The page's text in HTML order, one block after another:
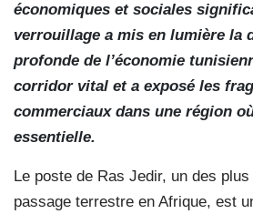
économiques et sociales
verrouillage a mis en lumière la
profonde de l’économie
corridor vital et a exposé les
commerciaux dans une région
essentielle.
Le poste de Ras Jedir, un des
passage terrestre en Afrique, est